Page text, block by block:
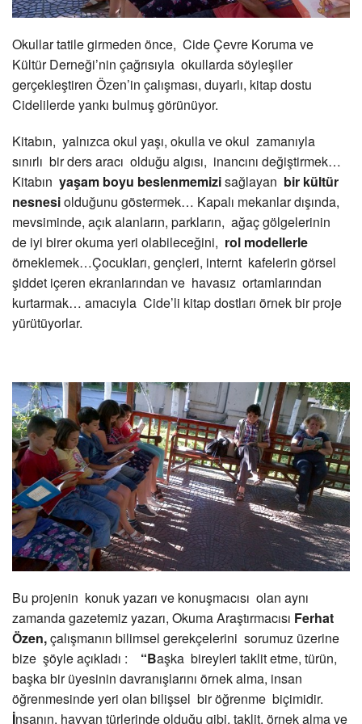
Okullar tatile girmeden önce, Cide Çevre Koruma ve
Kültür Derneği’nin çağrısıyla okullarda söyleşiler
gerçekleştiren Özen’in çalışması, duyarlı, kitap dostu
Cidelilerde yankı bulmuş görünüyor.
Kitabın, yalnızca okul yaşı, okulla ve okul zamanıyla
sınırlı bir ders aracı olduğu algısı, inancını değiştirmek…
Kitabın yaşam boyu beslenmemizisağlayan bir kültür
nesnesiolduğunu göstermek… Kapalı mekanlar dışında,
mevsiminde, açık alanların, parkların, ağaç gölgelerinin
de iyi birer okuma yeri olabileceğini, rol modellerle
örneklemek…Çocukları, gençleri, internt kafelerin görsel
şiddet içeren ekranlarından ve havasız ortamlarından
kurtarmak… amacıyla Cide’li kitap dostları örnek bir proje
yürütüyorlar.
Bu projenin konuk yazarı ve konuşmacısı olan aynı
zamanda gazetemiz yazarı, Okuma Araştırmacısı Ferhat
Özen,çalışmanın bilimsel gerekçelerini sorumuz üzerine
bize şöyle açıkladı : “Başka bireyleri taklit etme, türün,
başka bir üyesinin davranışlarını örnek alma, insan
öğrenmesinde yeri olan bilişsel bir öğrenme biçimidir.
İnsanın, hayvan türlerinde olduğu gibi, taklit, örnek alma ve